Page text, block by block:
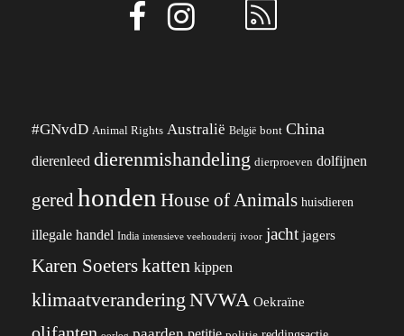
#GNvdD Animal Rights Australië België bont China
dierenleed dierenmishandeling dierproeven dolfijnen
gered honden House of Animals huisdieren
illegale handel India intensieve veehouderij ivoor jacht jagers
Karen Soeterskatten kippen
klimaatverandering NVWA Oekraïne